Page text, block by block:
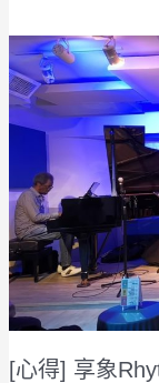
[心得] 享象
[心
得]
享
象
Rhythm
Alley
用
同
心
圓
水
紅